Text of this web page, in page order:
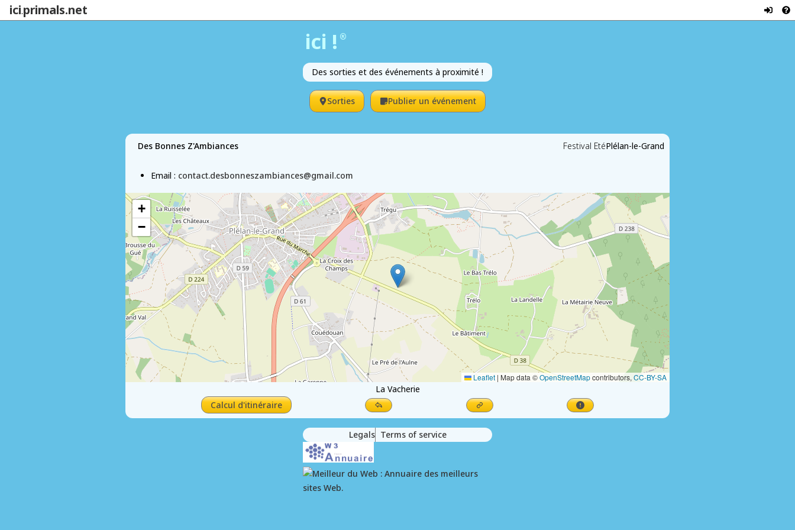
ici.primals.net
ici ! ®
Des sorties et des événements à proximité !
Sorties Publier un événement
Des Bonnes Z'Ambiances Festival EtéPlélan-le-Grand
Email : contact.desbonneszambiances@gmail.com
+
−
Leaflet | Map data ©OpenStreetMapcontributors, CC-BY-SA
La Vacherie
Calcul d'itinéraire
Legals Terms of service